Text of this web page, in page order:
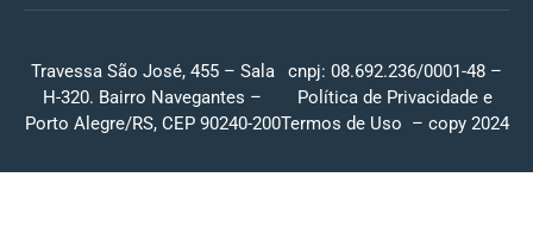
Travessa São José, 455 – Sala
H-320. Bairro Navegantes –
Porto Alegre/RS, CEP 90240-200
cnpj: 08.692.236/0001-48 –
Política de Privacidade e
Termos de Uso – copy 2024